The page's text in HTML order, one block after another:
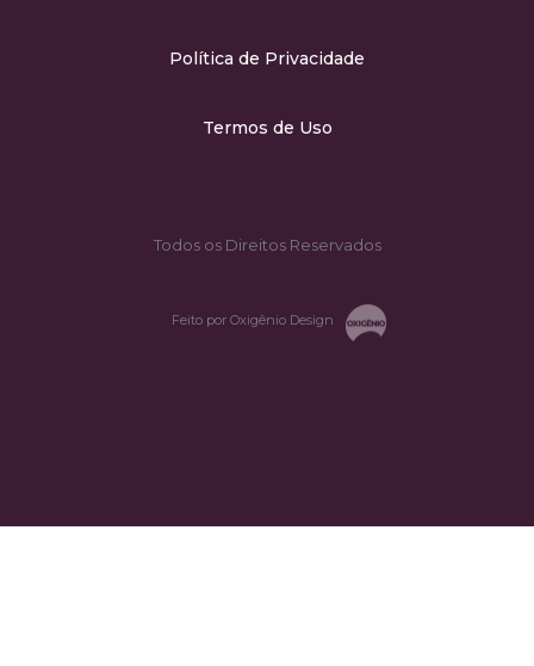
Política de Privacidade
Termos de Uso
Todos os Direitos Reservados
Feito por Oxigênio Design